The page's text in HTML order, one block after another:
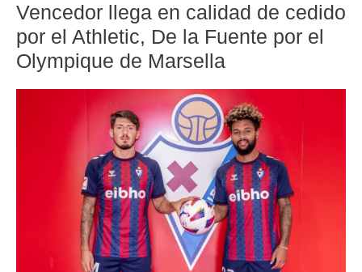
Vencedor llega en calidad de cedido
por el Athletic, De la Fuente por el
Olympique de Marsella